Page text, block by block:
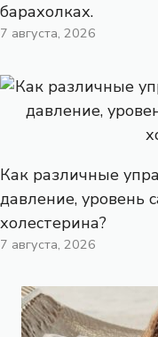
барахолках.
7 августа, 2026
Как различные
давление, уровень
холестерина?
7 августа, 2026